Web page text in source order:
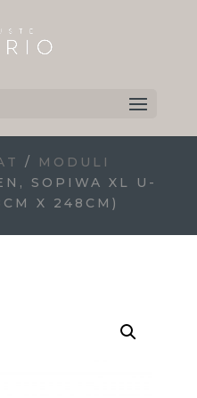
/
MODULI
SOPIWA XL U-
X 248CM)